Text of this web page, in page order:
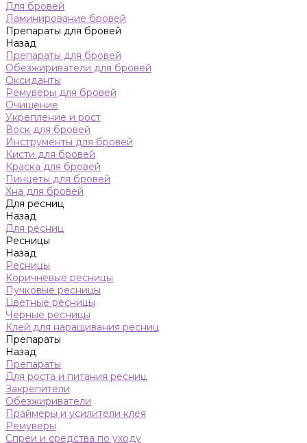
Для бровей
Ламинирование бровей
Препараты для бровей
Назад
Препараты для бровей
Обезжириватели для бровей
Оксиданты
Ремуверы для бровей
Очищение
Укрепление и рост
Воск для бровей
Инструменты для бровей
Кисти для бровей
Краска для бровей
Пинцеты для бровей
Хна для бровей
Для ресниц
Назад
Для ресниц
Ресницы
Назад
Ресницы
Коричневые ресницы
Пучковые ресницы
Цветные ресницы
Черные ресницы
Клей для наращивания ресниц
Препараты
Назад
Препараты
Для роста и питания ресниц
Закрепители
Обезжириватели
Праймеры и усилители клея
Ремуверы
Спреи и средства по уходу